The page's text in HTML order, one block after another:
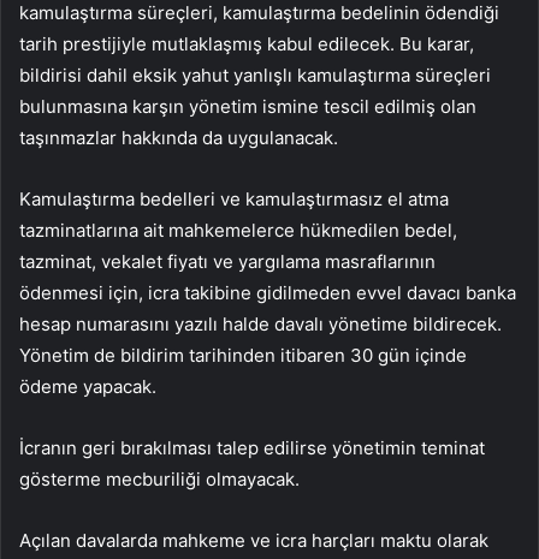
kamulaştırma süreçleri, kamulaştırma bedelinin ödendiği
tarih prestijiyle mutlaklaşmış kabul edilecek. Bu karar,
bildirisi dahil eksik yahut yanlışlı kamulaştırma süreçleri
bulunmasına karşın yönetim ismine tescil edilmiş olan
taşınmazlar hakkında da uygulanacak.
Kamulaştırma bedelleri ve kamulaştırmasız el atma
tazminatlarına ait mahkemelerce hükmedilen bedel,
tazminat, vekalet fiyatı ve yargılama masraflarının
ödenmesi için, icra takibine gidilmeden evvel davacı banka
hesap numarasını yazılı halde davalı yönetime bildirecek.
Yönetim de bildirim tarihinden itibaren 30 gün içinde
ödeme yapacak.
İcranın geri bırakılması talep edilirse yönetimin teminat
gösterme mecburiliği olmayacak.
Açılan davalarda mahkeme ve icra harçları maktu olarak